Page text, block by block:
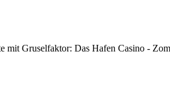
mit Gruselfaktor: Das Hafen Casino -